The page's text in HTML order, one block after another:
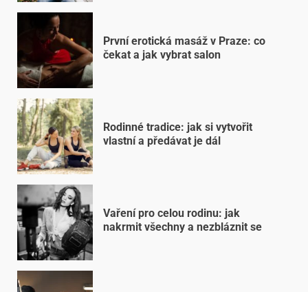
První erotická masáž v Praze: co
čekat a jak vybrat salon
Rodinné tradice: jak si vytvořit
vlastní a předávat je dál
Vaření pro celou rodinu: jak
nakrmit všechny a nezbláznit se